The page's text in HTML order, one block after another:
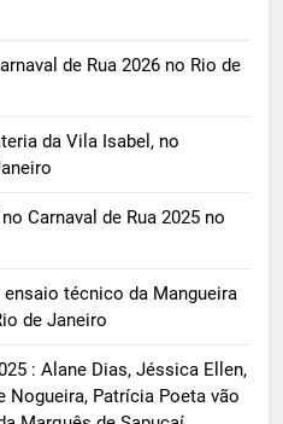
de Rua 2026 no Rio de
da Vila Isabel, no
Carnaval de Rua 2025 no
técnico da Mangueira
de Janeiro
: Alane Dias, Jéssica Ellen,
Nogueira, Patrícia Poeta vão